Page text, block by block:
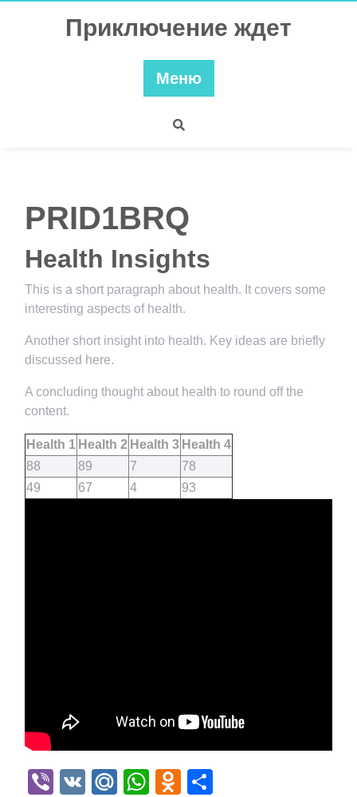
Приключение ждет
Меню
PRID1BRQ
Health Insights
This is a short paragraph about health. It covers some
interesting aspects of health.
Another short insight into health. Key ideas are briefly
discussed here.
A concluding thought about health to round off the
content.
Health 1 Health 2 Health 3 Health 4
88
89 7
78
49
67 4 93
Viber
VK Mail.Ru
WhatsApp
Odnoklassniki